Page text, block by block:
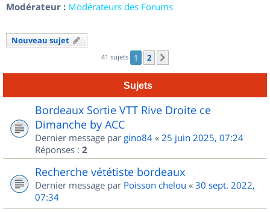
Modérateur : Modérateurs des Forums
Nouveau sujet
41 sujets 1 2
Sujets
Bordeaux Sortie VTT Rive Droite ce
Dimanche by ACC
Dernier message par gino84 « 25 juin 2025, 07:24
Réponses : 2
Recherche vététiste bordeaux
Dernier message par Poisson chelou « 30 sept. 2022,
07:34